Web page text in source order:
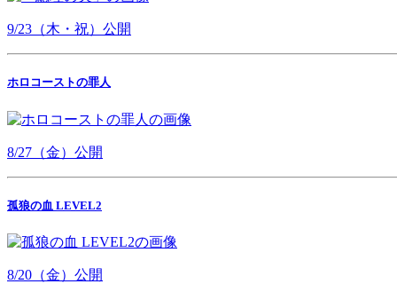
9/23（木・祝）公開
ホロコーストの罪人
8/27（金）公開
孤狼の血 LEVEL2
8/20（金）公開